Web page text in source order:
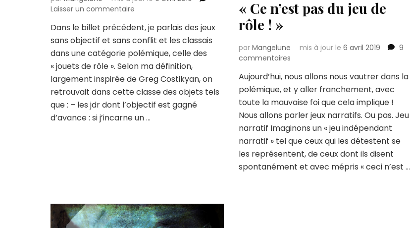
Laisser un commentaire
pourtant,
ils
jouent…
Dans le billet précédent, je parlais des jeux
sans objectif et sans conflit et les classais
dans une catégorie polémique, celle des
« jouets de rôle ». Selon ma définition,
largement inspirée de Greg Costikyan, on
retrouvait dans cette classe des objets tels
que : – les jdr dont l’objectif est gagné
d’avance : si j’incarne un …
« Ce n’est pas du jeu de
rôle ! »
par Mangelune mis à jour le 6 avril 2019
9
commentairessur
n’est
pas
du
de
rôle
! »
Aujourd’hui, nous allons nous vautrer dans la
polémique, et y aller franchement, avec
toute la mauvaise foi que cela implique !
Nous allons parler jeux narratifs. Ou pas. Jeu
narratif Imaginons un « jeu indépendant
narratif » tel que ceux qui les détestent se
les représentent, de ceux dont ils disent
spontanément et avec mépris « ceci n’est …